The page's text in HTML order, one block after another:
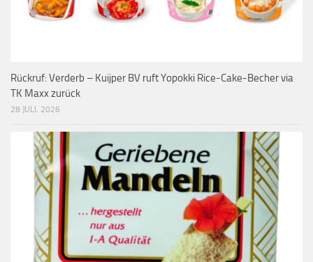
Rückruf: Verderb – Kuijper BV ruft Yopokki Rice-Cake-Becher via
TK Maxx zurück
28 JULI, 2026